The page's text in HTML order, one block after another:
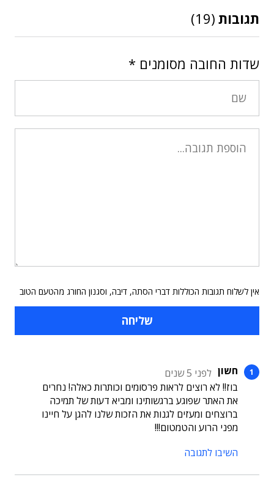
תגובות (19)
שדות החובה מסומנים *
אין לשלוח תגובות הכוללות דברי הסתה, דיבה, וסגנון החורג מהטעם הטוב
חשון לפני 5 שנים
בוז!! לא רוצים לראות פרסומים וכותרות כאלה! נחרים
את האתר שפוגע ברגשותינו ומביא דעות של תמיכה
ברוצחים ומעזים לגנות את הזכות שלנו להגן על חיינו
מפני הרוע והטמטום!!!
השיבו לתגובה